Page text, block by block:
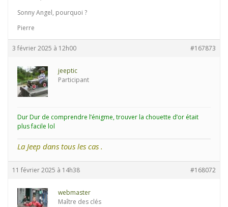
Sonny Angel, pourquoi ?
Pierre
3 février 2025 à 12h00 #167873
jeeptic
Participant
Dur Dur de comprendre l’énigme, trouver la chouette d’or était
plus facile lol
La Jeep dans tous les cas .
11 février 2025 à 14h38 #168072
webmaster
Maître des clés